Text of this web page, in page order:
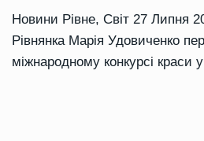
Новини Рівне, Світ 27 Липня
Рівнянка Марія Удовиченко
міжнародному конкурсі краси